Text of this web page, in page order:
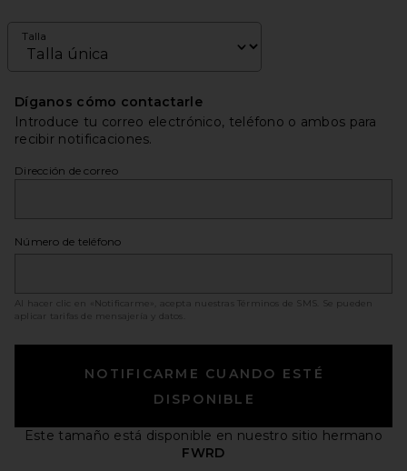
Talla
Díganos cómo contactarle
Introduce tu correo electrónico, teléfono o ambos para
recibir notificaciones.
Dirección de correo
Número de teléfono
Al hacer clic en «Notificarme», acepta nuestras Términos de SMS
. Se pueden
aplicar tarifas de mensajería y datos.
NOTIFICARME CUANDO ESTÉ
DISPONIBLE
Este tamaño está disponible en nuestro sitio hermano
FWRD